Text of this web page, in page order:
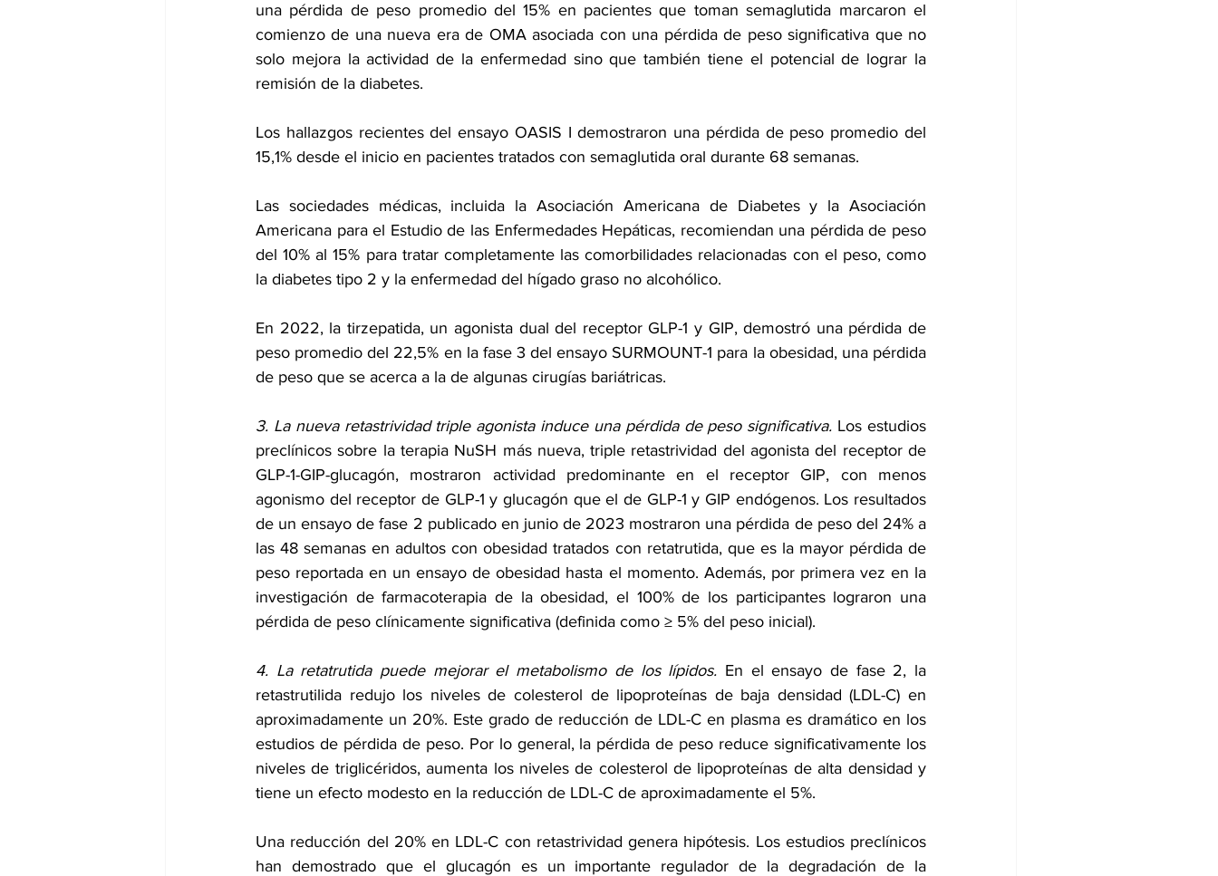
una pérdida de peso promedio del 15% en pacientes que toman semaglutida marcaron el
comienzo de una nueva era de OMA asociada con una pérdida de peso significativa que no
remisión de la diabetes.
Los hallazgos recientes del ensayo OASIS I demostraron una pérdida de peso promedio del
15,1% desde el inicio en pacientes tratados con semaglutida oral durante 68 semanas.
Las sociedades médicas, incluida la Asociación Americana de Diabetes y la Asociación
Americana para el Estudio de las Enfermedades Hepáticas, recomiendan una pérdida de peso
del 10% al 15% para tratar completamente las comorbilidades relacionadas con el peso, como
la diabetes tipo 2 y la enfermedad del hígado graso no alcohólico.
En 2022, la tirzepatida, un agonista dual del receptor GLP-1 y GIP, demostró una pérdida de
peso promedio del 22,5% en la fase 3 del ensayo SURMOUNT-1 para la obesidad, una pérdida
de peso que se acerca a la de algunas cirugías bariátricas.
3. La nueva retastrividad triple agonista induce una pérdida de peso significativa. Los estudios
preclínicos sobre la terapia NuSH más nueva, triple retastrividad del agonista del receptor de
GLP-1-GIP-glucagón, mostraron actividad predominante en el receptor GIP, con menos
agonismo del receptor de GLP-1 y glucagón que el de GLP-1 y GIP endógenos. Los resultados
de un ensayo de fase 2 publicado en junio de 2023 mostraron una pérdida de peso del 24% a
las 48 semanas en adultos con obesidad tratados con retatrutida, que es la mayor pérdida de
peso reportada en un ensayo de obesidad hasta el momento. Además, por primera vez en la
investigación de farmacoterapia de la obesidad, el 100% de los participantes lograron una
pérdida de peso clínicamente significativa (definida como ≥ 5% del peso inicial).
4. La retatrutida puede mejorar el metabolismo de los lípidos. En el ensayo de fase 2, la
retastrutilida redujo los niveles de colesterol de lipoproteínas de baja densidad (LDL-C) en
aproximadamente un 20%. Este grado de reducción de LDL-C en plasma es dramático en los
estudios de pérdida de peso. Por lo general, la pérdida de peso reduce significativamente los
niveles de triglicéridos, aumenta los niveles de colesterol de lipoproteínas de alta densidad y
tiene un efecto modesto en la reducción de LDL-C de aproximadamente el 5%.
Una reducción del 20% en LDL-C con retastrividad genera hipótesis. Los estudios preclínicos
han demostrado que el glucagón es un importante regulador de la degradación de la